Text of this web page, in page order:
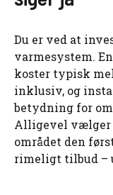
Du er ved at
varmesystem.
koster typisk
inklusiv, og
betydning for
Alligevel vælger
området den
rimeligt tilbud –